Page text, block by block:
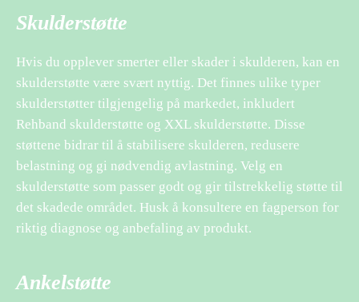
Skulderstøtte
Hvis du opplever smerter eller skader i skulderen, kan en
skulderstøtte være svært nyttig. Det finnes ulike typer
skulderstøtter tilgjengelig på markedet, inkludert
Rehband skulderstøtte og XXL skulderstøtte. Disse
støttene bidrar til å stabilisere skulderen, redusere
belastning og gi nødvendig avlastning. Velg en
skulderstøtte som passer godt og gir tilstrekkelig støtte til
det skadede området. Husk å konsultere en fagperson for
riktig diagnose og anbefaling av produkt.
Ankelstøtte